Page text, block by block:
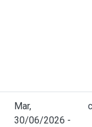
Mar,
30/06/2026 -